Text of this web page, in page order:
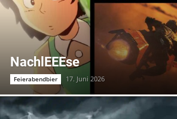
NachlEEEse
Feierabendbier 17. Juni 2026